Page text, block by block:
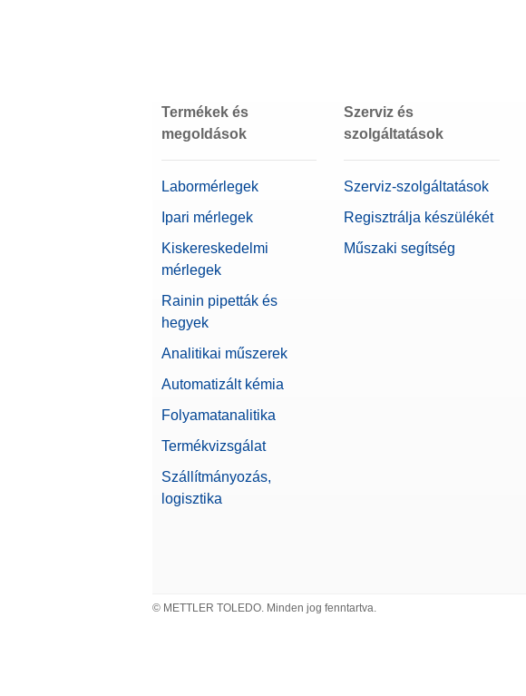
Termékek és
megoldások
Labormérlegek
Ipari mérlegek
Kiskereskedelmi
mérlegek
Rainin pipetták és
hegyek
Analitikai műszerek
Automatizált kémia
Folyamatanalitika
Termékvizsgálat
Szállítmányozás,
logisztika
Szerviz és
szolgáltatások
Szerviz-szolgáltatások
Regisztrálja készülékét
Műszaki segítség
© METTLER TOLEDO. Minden jog fenntartva.